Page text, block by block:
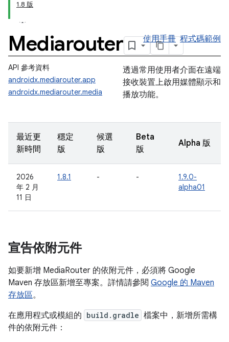
1.8 版
Mediarouter 使用手冊 程式碼範例
API 參考資料
androidx.mediarouter.app
androidx.mediarouter.media
透過常用使用者介面在遠端
接收裝置上啟用媒體顯示和
播放功能。
最近更
新時間
穩定
版
候選
版
Beta
版
Alpha 版
2026
年 2 月
11 日
1.8.1 - -
1.9.0-
alpha01
宣告依附元件
如要新增 MediaRouter 的依附元件，必須將 Google
Maven 存放區新增至專案。詳情請參閱 Google 的 Maven
存放區。
在應用程式或模組的 build.gradle 檔案中，新增所需構
件的依附元件：